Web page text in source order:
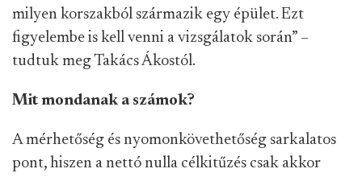
milyen korszakból származik egy épület. Ezt
figyelembe is kell venni a vizsgálatok során” –
tudtuk meg Takács Ákostól.
Mit mondanak a számok?
A mérhetőség és nyomonkövethetőség sarkalatos
pont, hiszen a nettó nulla célkitűzés csak akkor